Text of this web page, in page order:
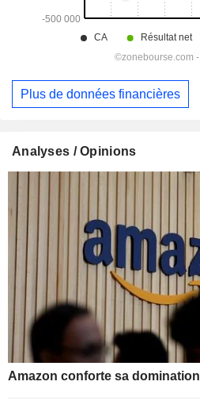
Plus de données financières
Analyses / Opinions
Amazon conforte sa domination